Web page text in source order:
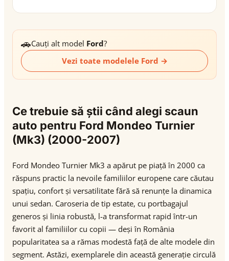
🚗Cauți alt model Ford?
Vezi toate modelele Ford →
Ce trebuie să știi când alegi scaun
auto pentru Ford Mondeo Turnier
(Mk3) (2000-2007)
Ford Mondeo Turnier Mk3 a apărut pe piață în 2000 ca
răspuns practic la nevoile familiilor europene care căutau
spațiu, confort și versatilitate fără să renunțe la dinamica
unui sedan. Caroseria de tip estate, cu portbagajul
generos și linia robustă, l-a transformat rapid într-un
favorit al familiilor cu copii — deși în România
popularitatea sa a rămas modestă față de alte modele din
segment. Astăzi, exemplarele din această generație circulă